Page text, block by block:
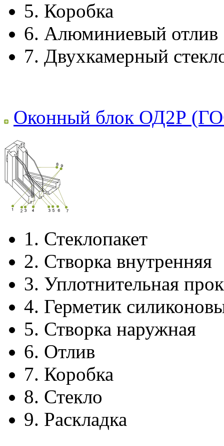
5. Коробка
6. Алюминиевый отлив
7. Двухкамерный
Оконный блок ОД2Р
1. Стеклопакет
2. Створка внутренняя
3. Уплотнительная
4. Герметик
5. Створка наружная
6. Отлив
7. Коробка
8. Стекло
9. Раскладка